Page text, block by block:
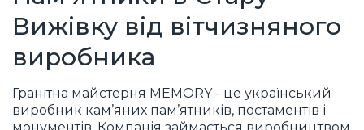
Вижівку від вітчизняного
виробника
Гранітна майстерня MEMORY - це український
виробник кам’яних пам’ятників, постаментів і